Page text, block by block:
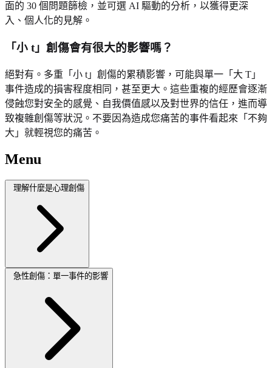
面的 30 個問題篩檢，並可選 AI 驅動的分析，以獲得更深
入、個人化的見解。
「小 t」創傷會有很大的影響嗎？
絕對有。多重「小 t」創傷的累積影響，可能與單一「大 T」
事件造成的損害程度相同，甚至更大。這些重複的經歷會逐漸
侵蝕您對安全的感覺、自我價值感以及對世界的信任，進而導
致複雜創傷等狀況。不要因為造成您痛苦的事件看起來「不夠
大」就輕視您的痛苦。
Menu
理解什麼是心理創傷
急性創傷：單一事件的影響